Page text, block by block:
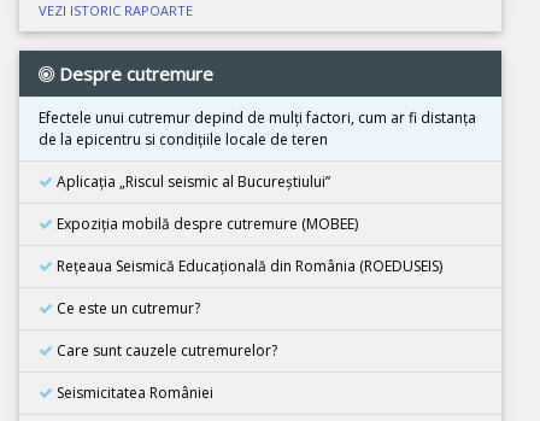
08 Aprilie 2026
Cutremur M4.0, Zona seismica Vrancea
01 Aprilie 2026
Cutremur M7.4, Marea Molucca, Indonezia
30 Martie 2026
Cutremur M7.3, Vanuatu
24 Martie 2026
Cutremur M4.5, Zona seismica Vrancea
08 Decembrie 2025
VEZI ISTORIC RAPOARTE
Despre cutremure
Efectele unui cutremur depind de mulţi factori, cum ar fi distanţa
de la epicentru si condiţiile locale de teren
Aplicația „Riscul seismic al Bucureștiului”
Expoziţia mobilă despre cutremure (MOBEE)
Rețeaua Seismică Educațională din România (ROEDUSEIS)
Ce este un cutremur?
Care sunt cauzele cutremurelor?
Seismicitatea României